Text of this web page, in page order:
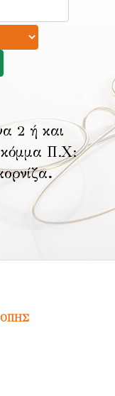
2 ή και
κόμμα Π.Χ:
.